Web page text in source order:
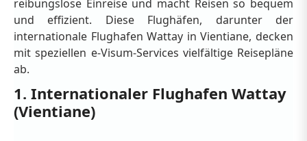
reibungslose Einreise und macht Reisen so bequem
und effizient. Diese Flughäfen, darunter der
internationale Flughafen Wattay in Vientiane, decken
mit speziellen e-Visum-Services vielfältige Reisepläne
ab.
1. Internationaler Flughafen Wattay
(Vientiane)